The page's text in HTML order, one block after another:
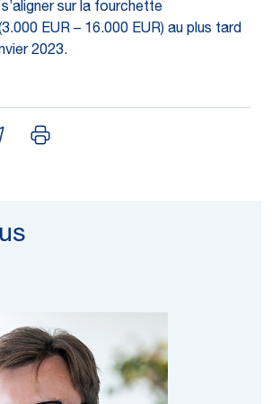
sur la fourchette
EUR – 16.000 EUR) au plus tard
2023.